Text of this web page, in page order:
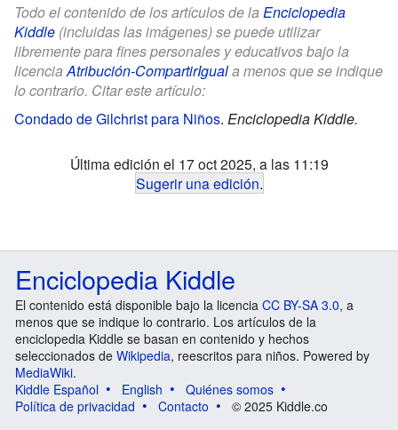
Todo el contenido de los artículos de la Enciclopedia
Kiddle (incluidas las imágenes) se puede utilizar
libremente para fines personales y educativos bajo la
licenciaAtribución-CompartirIguala menos que se indique
lo contrario. Citar este artículo:
Condado de Gilchrist para Niños. Enciclopedia Kiddle.
Última edición el 17 oct 2025, a las 11:19
Sugerir una edición.
Enciclopedia Kiddle
El contenido está disponible bajo la licencia CC BY-SA 3.0, a
menos que se indique lo contrario. Los artículos de la
enciclopedia Kiddle se basan en contenido y hechos
seleccionados de Wikipedia, reescritos para niños. Powered by
MediaWiki.
Kiddle Español
English
Quiénes somos
Política de privacidad
Contacto © 2025 Kiddle.co